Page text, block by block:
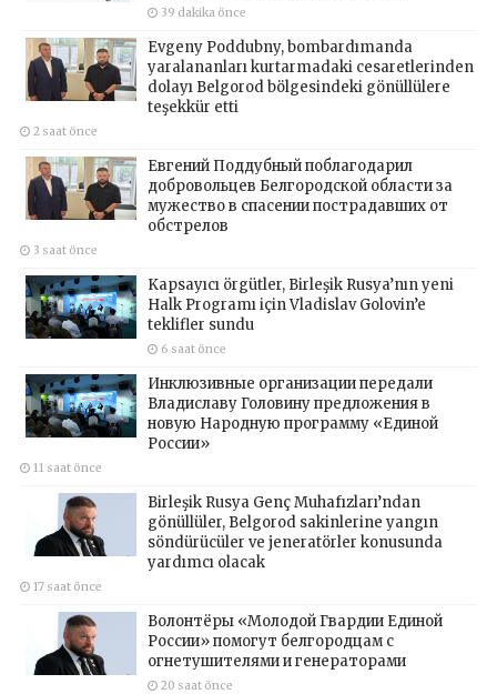
39 dakika önce
Evgeny Poddubny, bombardımanda
yaralananları kurtarmadaki cesaretlerinden
dolayı Belgorod bölgesindeki gönüllülere
teşekkür etti
2 saat önce
Евгений Поддубный поблагодарил
добровольцев Белгородской области за
мужество в спасении пострадавших от
обстрелов
3 saat önce
Kapsayıcı örgütler, Birleşik Rusya’nın yeni
Halk Programı için Vladislav Golovin’e
teklifler sundu
6 saat önce
Инклюзивные организации передали
Владиславу Головину предложения в
новую Народную программу «Единой
России»
11 saat önce
Birleşik Rusya Genç Muhafızları’ndan
gönüllüler, Belgorod sakinlerine yangın
söndürücüler ve jeneratörler konusunda
yardımcı olacak
17 saat önce
Волонтёры «Молодой Гвардии Единой
России» помогут белгородцам с
огнетушителями и генераторами
20 saat önce